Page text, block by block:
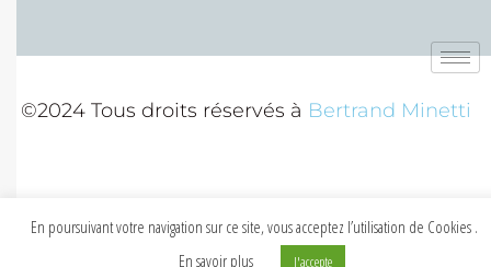
©2024 Tous droits réservés à Bertrand Minetti
En poursuivant votre navigation sur ce site, vous acceptez l’utilisation de Cookies .
En savoir plus
J'accepte